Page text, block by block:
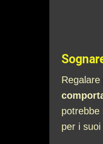
potrebbe
per i suoi